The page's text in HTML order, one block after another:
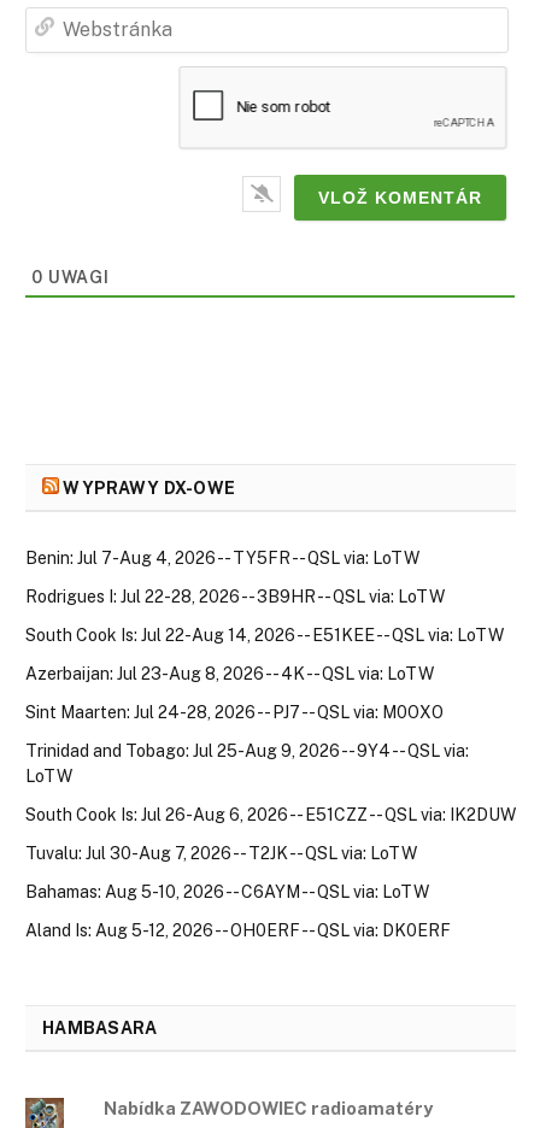
0 UWAGI
WYPRAWY DX-OWE
Benin: Jul 7-Aug 4, 2026 -- TY5FR -- QSL via: LoTW
Rodrigues I: Jul 22-28, 2026 -- 3B9HR -- QSL via: LoTW
South Cook Is: Jul 22-Aug 14, 2026 -- E51KEE -- QSL via: LoTW
Azerbaijan: Jul 23-Aug 8, 2026 -- 4K -- QSL via: LoTW
Sint Maarten: Jul 24-28, 2026 -- PJ7 -- QSL via: M0OXO
Trinidad and Tobago: Jul 25-Aug 9, 2026 -- 9Y4 -- QSL via:
LoTW
South Cook Is: Jul 26-Aug 6, 2026 -- E51CZZ -- QSL via: IK2DUW
Tuvalu: Jul 30-Aug 7, 2026 -- T2JK -- QSL via: LoTW
Bahamas: Aug 5-10, 2026 -- C6AYM -- QSL via: LoTW
Aland Is: Aug 5-12, 2026 -- OH0ERF -- QSL via: DK0ERF
HAMBASARA
Nabídka ZAWODOWIEC radioamatéry